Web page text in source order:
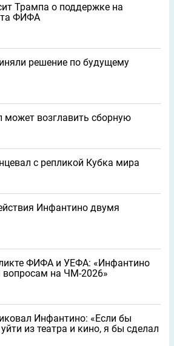
Трампа о поддержке на
ФИФА
решение по будущему
может возглавить сборную
с репликой Кубка мира
Инфантино двумя
ФИФА и УЕФА: «Инфантино
вопросам на ЧМ-2026»
Инфантино: «Если бы
из театра и кино, я бы сделал